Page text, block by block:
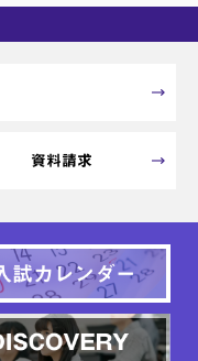
資料請求